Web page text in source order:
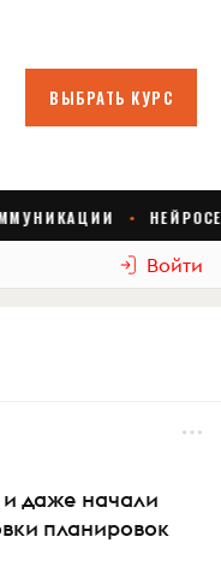
Войти
даже начали
планировок